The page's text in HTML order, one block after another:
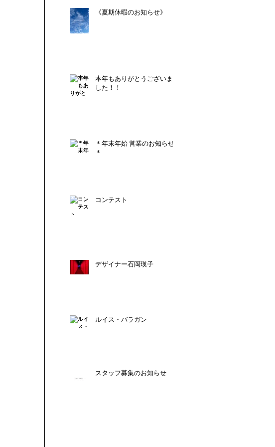
《夏期休暇のお知らせ》
本年もありがとうございま
した！！
＊年末年始 営業のお知らせ
＊
コンテスト
デザイナー石岡瑛子
ルイス・バラガン
スタッフ募集のお知らせ